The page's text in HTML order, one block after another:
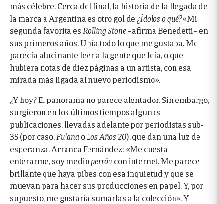
más célebre. Cerca del final, la historia de la llegada de
la marca a Argentina es otro gol de ¿Ídolos o qué?«Mi
segunda favorita es Rolling Stone –afirma Benedetti– en
sus primeros años. Unía todo lo que me gustaba. Me
parecía alucinante leer a la gente que leía, o que
hubiera notas de diez páginas a un artista, con esa
mirada más ligada al nuevo periodismo».
¿Y hoy? El panorama no parece alentador. Sin embargo,
surgieron en los últimos tiempos algunas
publicaciones, llevadas adelante por periodistas sub-
35 (por caso, Fulana oLos Años 20), que dan una luz de
esperanza. Arranca Fernández: «Me cuesta
enterarme, soy medioperrón con internet. Me parece
brillante que haya pibes con esa inquietud y que se
muevan para hacer sus producciones en papel. Y, por
supuesto, me gustaría sumarlas a la colección». Y